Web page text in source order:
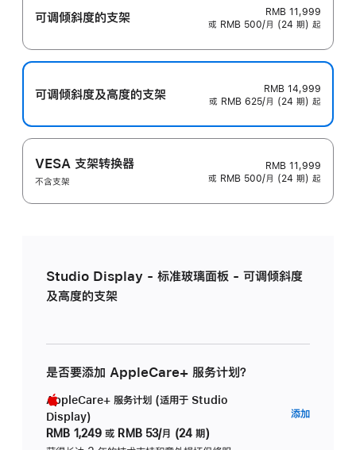
可调倾斜度的支架
RMB 11,999
或 RMB 500/月 (24 期) 起
可调倾斜度及高‍度的支‍架
RMB 14,999
或 RMB 625/月 (24 期) 起
VESA 支架转换器
不含支架
RMB 11,999
或 RMB 500/月 (24 期) 起
Studio Display - 标准玻璃面板 - 可调倾斜度
及高度的支架
是否要添加 AppleCare+ 服务计划？
AppleCare+ 服务计划 (适用于 Studio
Display)
RMB 1,249 或 RMB 53/月 (24 期)
添加